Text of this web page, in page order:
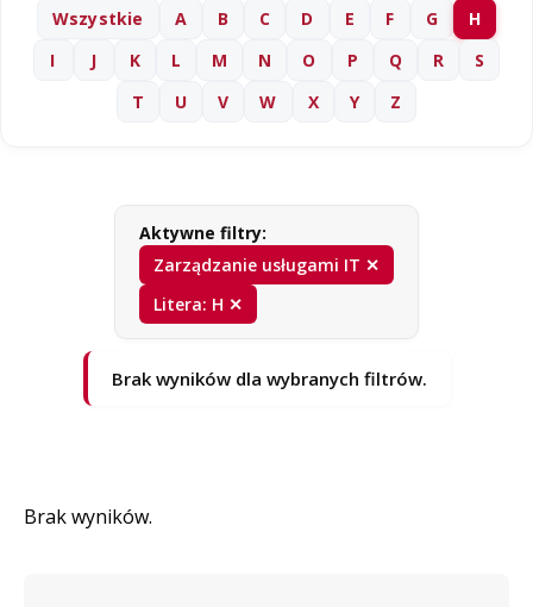
Wszystkie A B C D E F G
H
I
J K L M N O P Q R
S
T
U V W X Y Z
Aktywne filtry:
Zarządzanie usługami IT ✕
Litera: H ✕
Brak wyników dla wybranych filtrów.
Brak wyników.